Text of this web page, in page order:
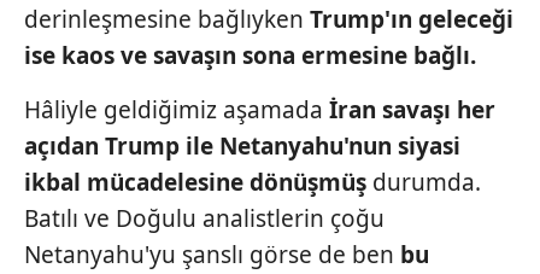
derinleşmesine bağlıyken Trump'ın geleceği
ise kaos vesavaşın sona ermesine bağlı.
Hâliyle geldiğimiz aşamada İran savaşı her
açıdan Trump ile Netanyahu'nun siyasi
ikbal mücadelesine dönüşmüş durumda.
Batılı ve Doğulu analistlerin çoğu
Netanyahu'yu şanslı görse de ben bu